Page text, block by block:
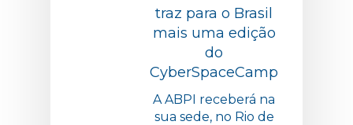
traz para o Brasil
mais uma edição
do
CyberSpaceCamp
A ABPI receberá na
sua sede, no Rio de